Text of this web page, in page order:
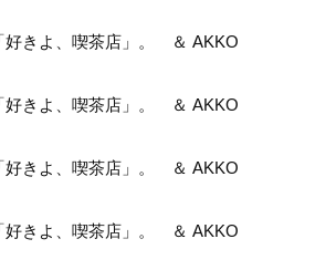
好きよ、喫茶店」。 ＆ AKKO
好きよ、喫茶店」。 ＆ AKKO
好きよ、喫茶店」。 ＆ AKKO
好きよ、喫茶店」。 ＆ AKKO